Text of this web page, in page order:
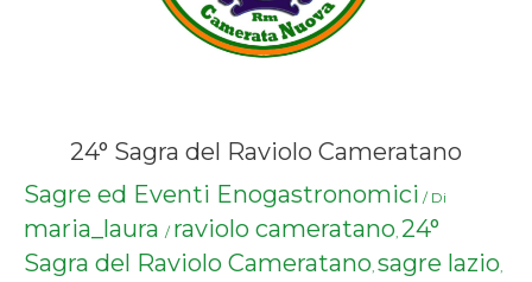
24° Sagra del Raviolo Cameratano
Sagre ed Eventi Enogastronomici / Di
maria_laura / raviolo cameratano, 24°
Sagra del Raviolo Cameratano, sagre lazio,